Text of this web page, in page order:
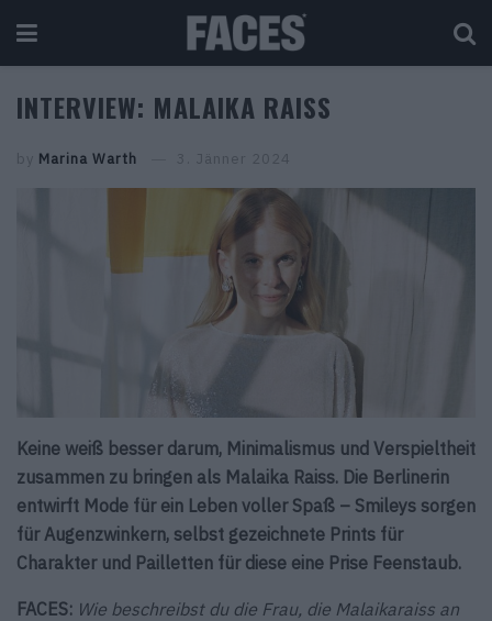
INTERVIEW: MALAIKA RAISS
by Marina Warth 3. Jänner 2024
Keine weiß besser darum, Minimalismus und Verspieltheit
zusammen zu bringen als Malaika Raiss. Die Berlinerin
entwirft Mode für ein Leben voller Spaß – Smileys sorgen
für Augenzwinkern, selbst gezeichnete Prints für
Charakter und Pailletten für diese eine Prise Feenstaub.
FACES: Wie beschreibst du die Frau, die Malaikaraiss an